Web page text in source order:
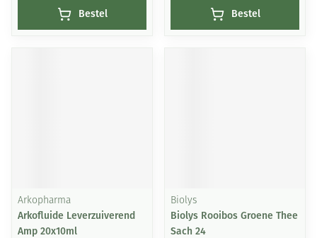
Bestel Bestel
Arkopharma
Arkofluide Leverzuiverend
Amp 20x10ml
Biolys
Biolys Rooibos Groene Thee
Sach 24